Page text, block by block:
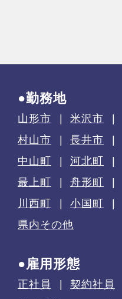
●勤務地
山形市 米沢市
村山市
長井市
中山町
河北町
最上町
舟形町
川西町
小国町
県内その他
●雇用形態
正社員 契約社員